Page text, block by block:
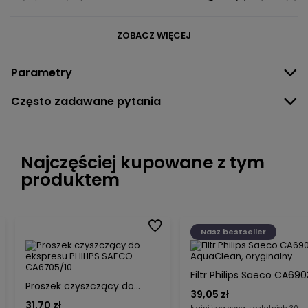
ZOBACZ WIĘCEJ
Parametry
Często zadawane pytania
Najczęściej kupowane z tym
produktem
Proszek czyszczący do
ekspresu PHILIPS SAECO
Nasz bestseller
Filtr Philips Saeco
AquaClean, oryginalny
39,05 zł